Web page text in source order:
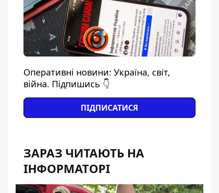
Оперативні новини: Україна, світ,
війна. Підпишись 👇
ПІДПИСАТИСЯ
ЗАРАЗ ЧИТАЮТЬ НА
ІНФОРМАТОРІ